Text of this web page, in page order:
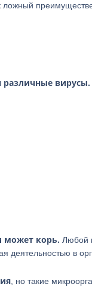
ложный
различные вирусы.
может корь. Любой
деятельностью в
, но такие